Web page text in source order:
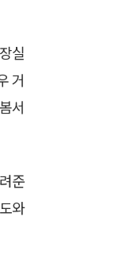
실
거
서
준
와